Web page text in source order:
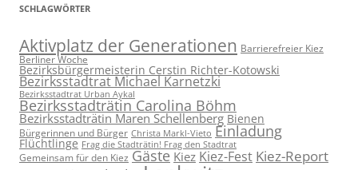
SCHLAGWÖRTER
Aktivplatz der Generationen Barrierefreier Kiez
Berliner Woche
Bezirksbürgermeisterin Cerstin Richter-Kotowski
Bezirksstadtrat Michael Karnetzki
Bezirksstadtrat Urban Aykal
Bezirksstadträtin Carolina Böhm
Bezirksstadträtin Maren Schellenberg Bienen
Bürgerinnen und Bürger Christa Markl-Vieto Einladung
Flüchtlinge Frag die Stadträtin! Frag den Stadtrat
Gemeinsam für den Kiez Gäste Kiez Kiez-Fest Kiez-Report